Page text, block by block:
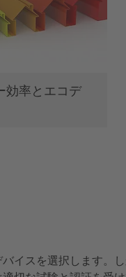
効率とエコデ
イスを選択します。